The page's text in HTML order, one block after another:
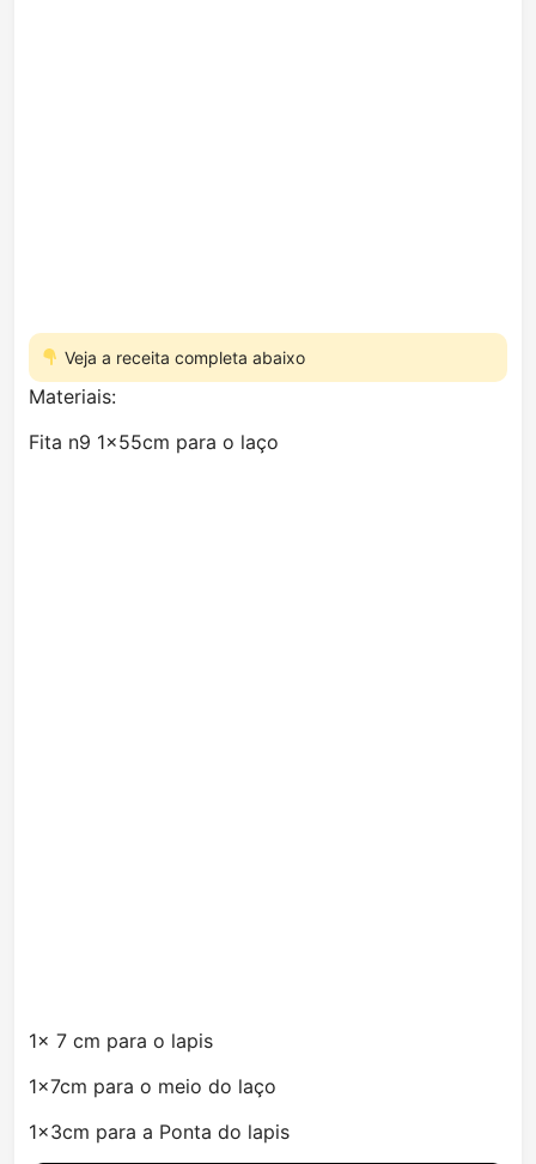
Veja a receita completa abaixo
Materiais:
Fita n9 1×55cm para o laço
1× 7 cm para o lapis
1×7cm para o meio do laço
1×3cm para a Ponta do lapis